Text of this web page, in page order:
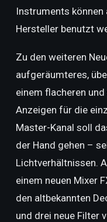
Instruments können
Hersteller benutzt
Zu den weiteren
aufgeräumteres,
einem flacheren
Anzeigen für die
Master-Kanal soll
der Hand gehen –
Lichtverhältnissen.
einem neuen Mixer
den altbekannten
und drei neue Filter